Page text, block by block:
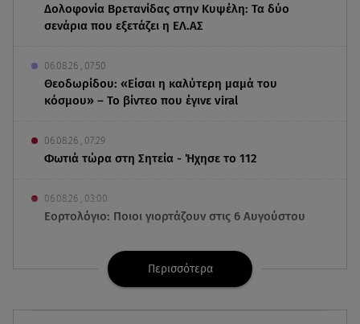
Δολοφονία Βρετανίδας στην Κυψέλη: Τα δύο
σενάρια που εξετάζει η ΕΛ.ΑΣ
06.08.26 , 07:50
Θεοδωρίδου: «Είσαι η καλύτερη μαμά του
κόσμου» – Το βίντεο που έγινε viral
06.08.26 , 07:29
Φωτιά τώρα στη Σητεία - Ήχησε το 112
06.08.26 , 03:00
Εορτολόγιο: Ποιοι γιορτάζουν στις 6 Αυγούστου
Άριελ Κωνσταντινίδη: «Αντιμετωπίζουν τον
Γιάννη Παπαμιχαήλ ως "Γιαννάκη"»
Περισσότερα